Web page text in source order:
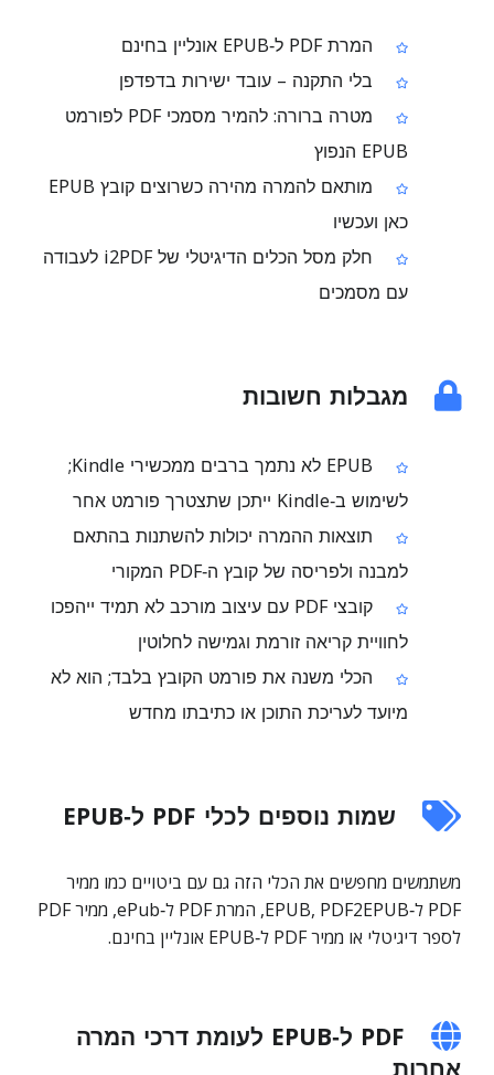
המרת PDF ל‑EPUB אונליין בחינם
בלי התקנה – עובד ישירות בדפדפן
מטרה ברורה: להמיר מסמכי PDF לפורמט
EPUB הנפוץ
מותאם להמרה מהירה כשרוצים קובץ EPUB
כאן ועכשיו
חלק מסל הכלים הדיגיטלי של i2PDF לעבודה
עם מסמכים
מגבלות חשובות
EPUB לא נתמך ברבים ממכשירי Kindle;
לשימוש ב‑Kindle ייתכן שתצטרך פורמט אחר
תוצאות ההמרה יכולות להשתנות בהתאם
למבנה ולפריסה של קובץ ה‑PDF המקורי
קובצי PDF עם עיצוב מורכב לא תמיד ייהפכו
לחוויית קריאה זורמת וגמישה לחלוטין
הכלי משנה את פורמט הקובץ בלבד; הוא לא
מיועד לעריכת התוכן או כתיבתו מחדש
שמות נוספים לכלי PDF ל‑EPUB
משתמשים מחפשים את הכלי הזה גם עם ביטויים כמו ממיר
PDF ל‑EPUB, PDF2EPUB, המרת PDF ל‑ePub, ממיר PDF
לספר דיגיטלי או ממיר PDF ל‑EPUB אונליין בחינם.
PDF ל‑EPUB לעומת דרכי המרה